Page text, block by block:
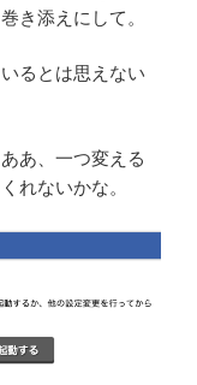
き添えにして。
るとは思えない
あ、一つ変える
れないかな。